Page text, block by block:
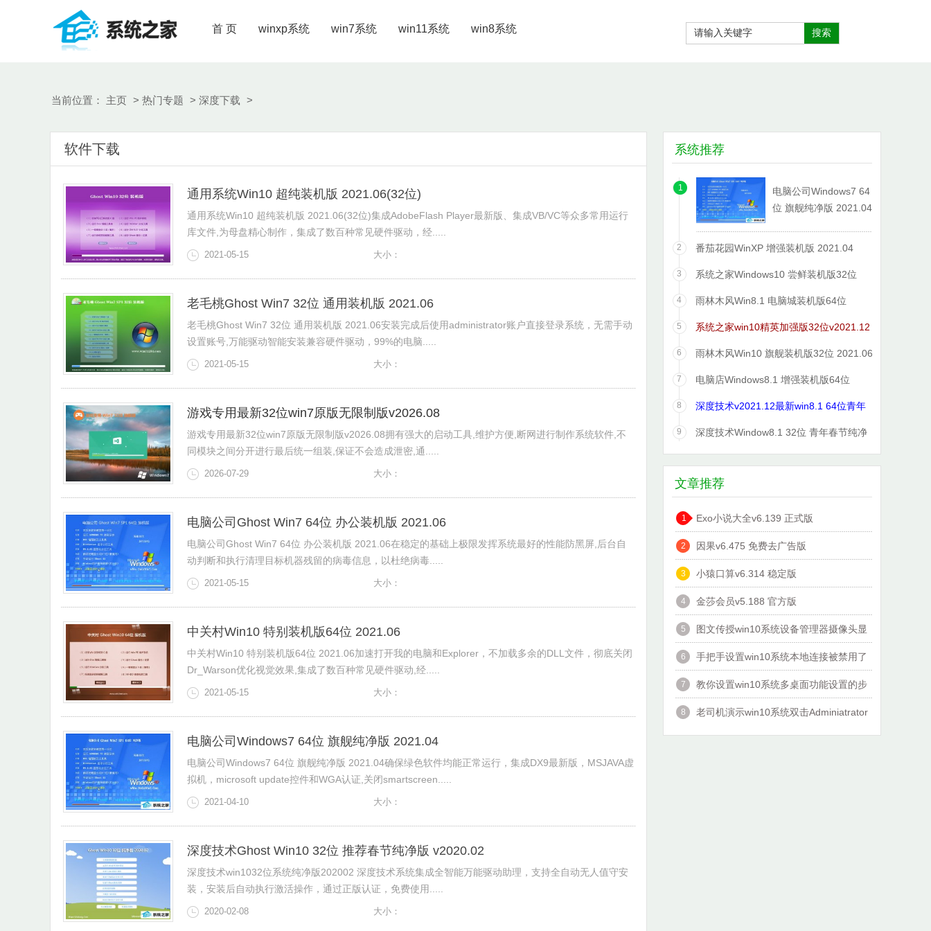
首 页 winxp系统 win7系统 win11系统 win8系统
当前位置： 主页 > 热门专题 > 深度下载 >
软件下载
通用系统Win10 超纯装机版 2021.06(32位)
通用系统Win10 超纯装机版 2021.06(32位)集成AdobeFlash Player最新版、集成VB/VC等众多常用运行
库文件,为母盘精心制作，集成了数百种常见硬件驱动，经.....
2021-05-15 大小：
老毛桃Ghost Win7 32位 通用装机版 2021.06
老毛桃Ghost Win7 32位 通用装机版 2021.06安装完成后使用administrator账户直接登录系统，无需手动
设置账号,万能驱动智能安装兼容硬件驱动，99%的电脑.....
2021-05-15 大小：
游戏专用最新32位win7原版无限制版v2026.08
游戏专用最新32位win7原版无限制版v2026.08拥有强大的启动工具,维护方便,断网进行制作系统软件,不
同模块之间分开进行最后统一组装,保证不会造成泄密,通.....
2026-07-29 大小：
电脑公司Ghost Win7 64位 办公装机版 2021.06
电脑公司Ghost Win7 64位 办公装机版 2021.06在稳定的基础上极限发挥系统最好的性能防黑屏,后台自
动判断和执行清理目标机器残留的病毒信息，以杜绝病毒.....
2021-05-15 大小：
中关村Win10 特别装机版64位 2021.06
中关村Win10 特别装机版64位 2021.06加速打开我的电脑和Explorer，不加载多余的DLL文件，彻底关闭
Dr_Warson优化视觉效果,集成了数百种常见硬件驱动,经.....
2021-05-15 大小：
电脑公司Windows7 64位 旗舰纯净版 2021.04
电脑公司Windows7 64位 旗舰纯净版 2021.04确保绿色软件均能正常运行，集成DX9最新版，MSJAVA虚
拟机，microsoft update控件和WGA认证,关闭smartscreen.....
2021-04-10 大小：
深度技术Ghost Win10 32位 推荐春节纯净版 v2020.02
深度技术win1032位系统纯净版202002 深度技术系统集成全智能万能驱动助理，支持全自动无人值守安
装，安装后自动执行激活操作，通过正版认证，免费使用.....
2020-02-08 大小：
系统推荐
1
电脑公司Windows7 64
位 旗舰纯净版 2021.04
2 番茄花园WinXP 增强装机版 2021.04
3
系统之家Windows10 尝鲜装机版32位
2021.06
4
雨林木风Win8.1 电脑城装机版64位
2021.06
5
系统之家win10精英加强版32位v2021.12
免激活
6 雨林木风Win10 旗舰装机版32位 2021.06
7
电脑店Windows8.1 增强装机版64位
2021.06
8
深度技术v2021.12最新win8.1 64位青年
装机版
9
深度技术Window8.1 32位 青年春节纯净
版 v2020.02
文章推荐
Exo小说大全v6.139 正式版
1
因果v6.475 免费去广告版
2
小猿口算v6.314 稳定版
3
金莎会员v5.188 官方版
4
图文传授win10系统设备管理器摄像头显
示黄感叹号的技巧?
5
手把手设置win10系统本地连接被禁用了
的办法?
6
教你设置win10系统多桌面功能设置的步
骤?
7
老司机演示win10系统双击Adminiatrator
8